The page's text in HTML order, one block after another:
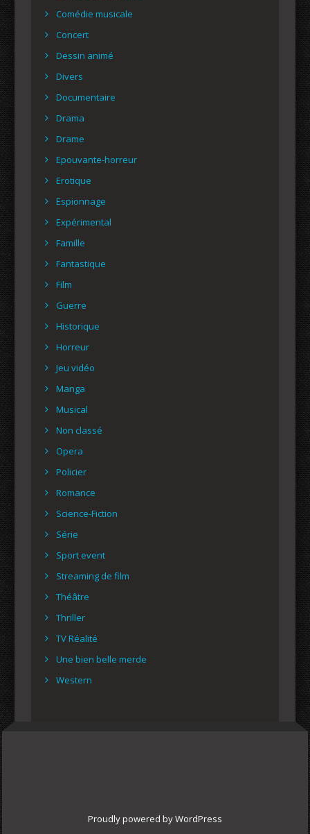
Comédie musicale
Concert
Dessin animé
Divers
Documentaire
Drama
Drame
Epouvante-horreur
Erotique
Espionnage
Expérimental
Famille
Fantastique
Film
Guerre
Historique
Horreur
Jeu vidéo
Manga
Musical
Non classé
Opera
Policier
Romance
Science-Fiction
Série
Sport event
Streaming de film
Théâtre
Thriller
TV Réalité
Une bien belle merde
Western
Proudly powered by WordPress